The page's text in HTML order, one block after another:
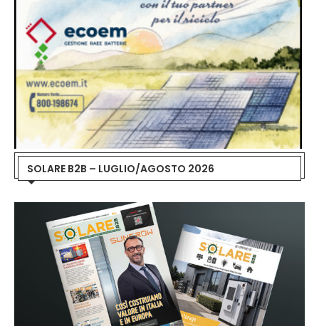
SOLARE B2B – LUGLIO/AGOSTO 2026